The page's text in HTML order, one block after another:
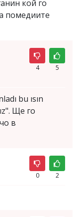
кой го
помедиите
4 5
bu ısın
Ще го
в
0 2